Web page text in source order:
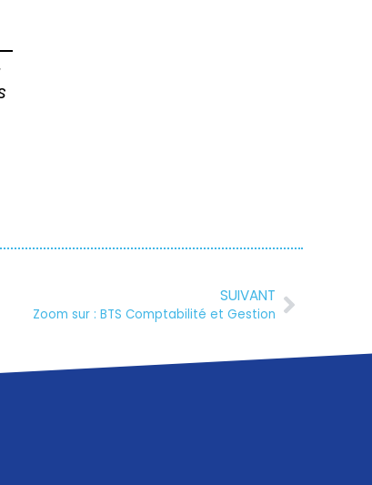
SUIVANT
Zoom sur : BTS Comptabilité et Gestion